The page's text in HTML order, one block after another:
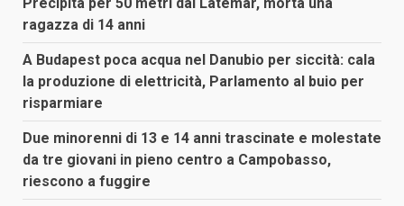
ragazza di 14 anni
A Budapest poca acqua nel Danubio per siccità: cala
la produzione di elettricità, Parlamento al buio per
risparmiare
Due minorenni di 13 e 14 anni trascinate e molestate
da tre giovani in pieno centro a Campobasso,
riescono a fuggire